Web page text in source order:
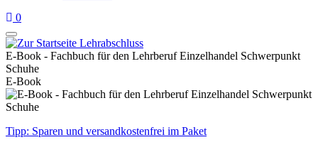
0
E-Book - Fachbuch für den Lehrberuf Einzelhandel Schwerpunkt
Schuhe
E-Book
Tipp: Sparen und versandkostenfrei im Paket